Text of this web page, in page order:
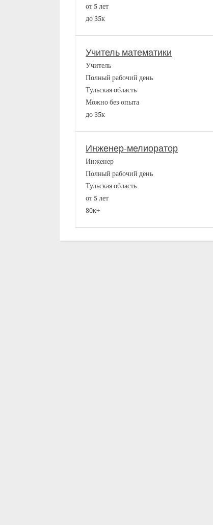
от 5 лет
до 35к
Учитель математики
Учитель
Полный рабочий день
Тульская область
Можно без опыта
до 35к
Инженер-мелиоратор
Инженер
Полный рабочий день
Тульская область
от 5 лет
80к+